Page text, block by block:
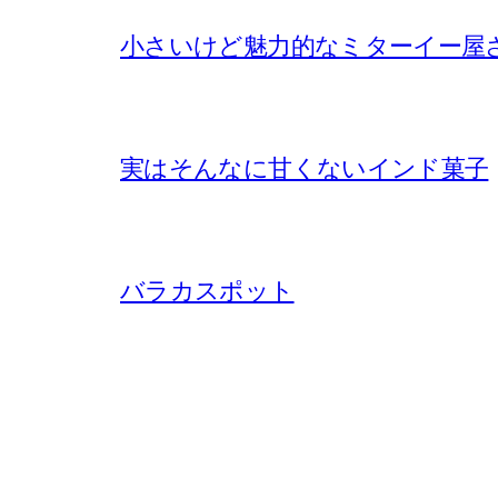
小さいけど魅力的なミターイー屋
実はそんなに甘くないインド菓子
バラカスポット